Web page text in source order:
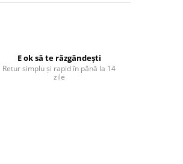
E ok să te răzgândești
Retur simplu și rapid în până la 14
zile